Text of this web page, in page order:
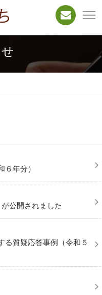
年分）
公開されました
質疑応答事例（令和５